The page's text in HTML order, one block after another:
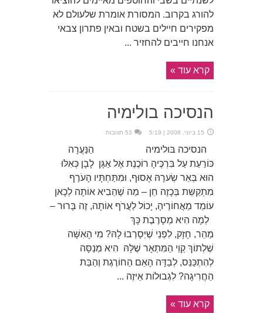
להורג בקרוב. המסורת אומרת שלעולם לא
מפקירים חיילים בשטח ובאין פתרון צבאי
אנחנו חייבים להחזיר ...
קרא עוד »
הנסיכה בולימיה
15 ביוני, 2008 | 5:19 53 תגובות
הנסיכה בּולימיה הַנַּעֲרָה
כּוֹרַעַת עַל בִּרְכֶּיהָ רוֹכֶנֶת אֶל אַגָּן לָבָן כְּאִלּוּ
הוּא בְּאֵר שְׂערָהּ אָסוּף, וּמִתַּחְתָּיו הָעֹרֶף
מִתְקַשֵּת בְּכָזֶה חֵן – מַה שֶׁהֵבִיא אוֹתָה לְכָאן
עוֹמֵד מֵאֲחוֹרֶיהָ, יָכוֹל לַעֲרֹף אוֹתָה, זֶה בָּרוּר –
לְמָה הִיא מְסָרֶבֶת כָּךְ
מַהֵר, חָזָק, לִפְנֵי שֶׁיְּסָרְבוּ לָהּ? מִי הָאִשָּׁה
שֶׁלְתוֹךְ קַוֵי הַמִּתְאָר שֶׁלָּהּ הִיא מְנַסָּה
לְהִתְכַּנֵּס, לְבַדָּה הָאֵם הַחוֹרֶגֶת וְהַבַּת
הַחֲרִיגָה? לִגְבוּלוֹת אֵיזֶה ...
קרא עוד »